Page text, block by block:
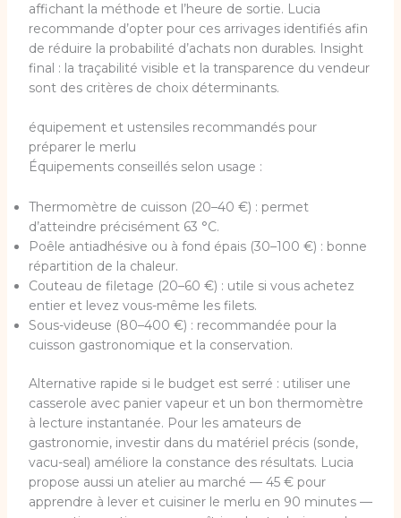
affichant la méthode et l’heure de sortie. Lucia
recommande d’opter pour ces arrivages identifiés afin
de réduire la probabilité d’achats non durables. Insight
final : la traçabilité visible et la transparence du vendeur
sont des critères de choix déterminants.
équipement et ustensiles recommandés pour
préparer le merlu
Équipements conseillés selon usage :
Thermomètre de cuisson (20–40 €) : permet
d’atteindre précisément 63 °C.
Poêle antiadhésive ou à fond épais (30–100 €) : bonne
répartition de la chaleur.
Couteau de filetage (20–60 €) : utile si vous achetez
entier et levez vous-même les filets.
Sous-videuse (80–400 €) : recommandée pour la
cuisson gastronomique et la conservation.
Alternative rapide si le budget est serré : utiliser une
casserole avec panier vapeur et un bon thermomètre
à lecture instantanée. Pour les amateurs de
gastronomie, investir dans du matériel précis (sonde,
vacu-seal) améliore la constance des résultats. Lucia
propose aussi un atelier au marché — 45 € pour
apprendre à lever et cuisiner le merlu en 90 minutes —